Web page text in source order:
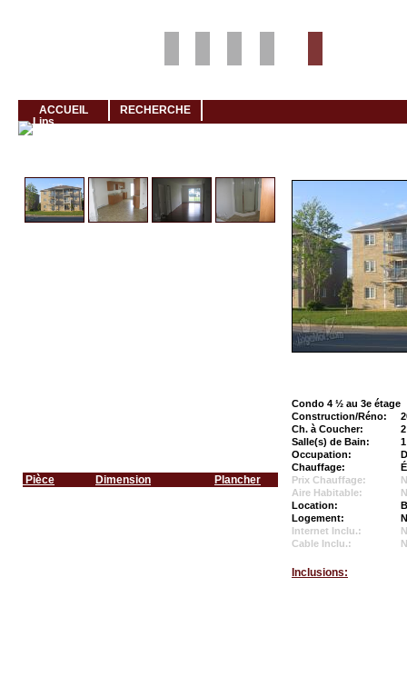
ACCUEIL RECHERCHE
Pièce Dimension Plancher
Condo 4 ½ au 3e étage
Construction/Réno:
Ch. à Coucher:
2
Salle(s) de Bain:
1
Occupation:
Chauffage:
Prix Chauffage:
Aire Habitable:
Location:
Logement:
Internet Inclu.:
Cable Inclu.:
Inclusions: